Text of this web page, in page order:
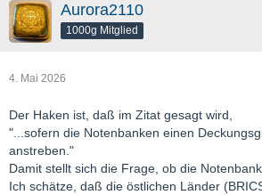
Aurora2110
1000g Mitglied
4. Mai 2026
Der Haken ist, daß im Zitat gesagt wird,
"...sofern die Notenbanken einen
anstreben."
Damit stellt sich die Frage, ob die
Ich schätze, daß die östlichen Länder